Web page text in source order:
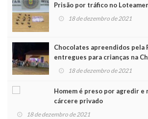
Prisão por tráfico no
18 de dezembro de 2021
Chocolates apreendidos pela
entregues para crianças na
Noel 18 de dezembro de 2021
Homem é preso por agredir e
cárcere privado
18 de dezembro de 2021